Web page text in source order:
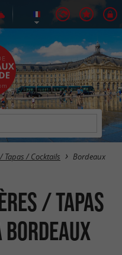
Tapas / Cocktails Bordeaux
/ Tapas